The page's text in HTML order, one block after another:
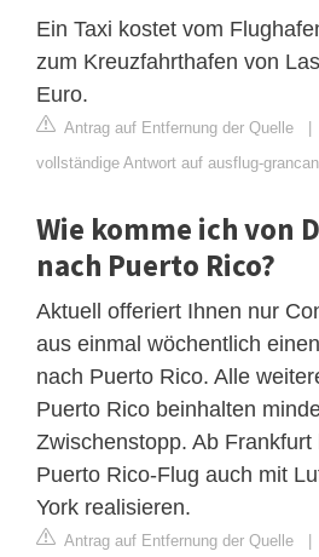
Ein Taxi kostet vom
zum Kreuzfahrthafen von
Euro.
Antrag auf Entfernung der Quelle |
vollständige Antwort auf ausflug-
Wie komme ich von
nach Puerto Rico?
Aktuell offeriert Ihnen nur
aus einmal wöchentlich
nach Puerto Rico. Alle
Puerto Rico beinhalten
Zwischenstopp. Ab
Puerto Rico-Flug auch mit
York realisieren.
Antrag auf Entfernung der Quelle |